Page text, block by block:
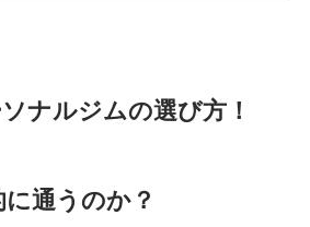
ナルジムの選び方！
通うのか？